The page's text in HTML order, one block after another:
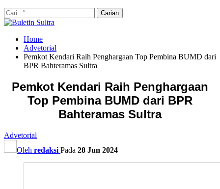
Home
Advetorial
Pemkot Kendari Raih Penghargaan Top Pembina BUMD dari
BPR Bahteramas Sultra
Pemkot Kendari Raih Penghargaan
Top Pembina BUMD dari BPR
Bahteramas Sultra
Advetorial
Oleh redaksi Pada 28 Jun 2024